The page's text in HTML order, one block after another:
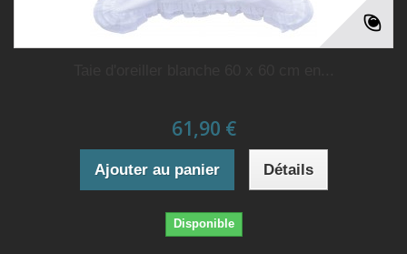
61,90 €
Ajouter au panier Détails
Disponible